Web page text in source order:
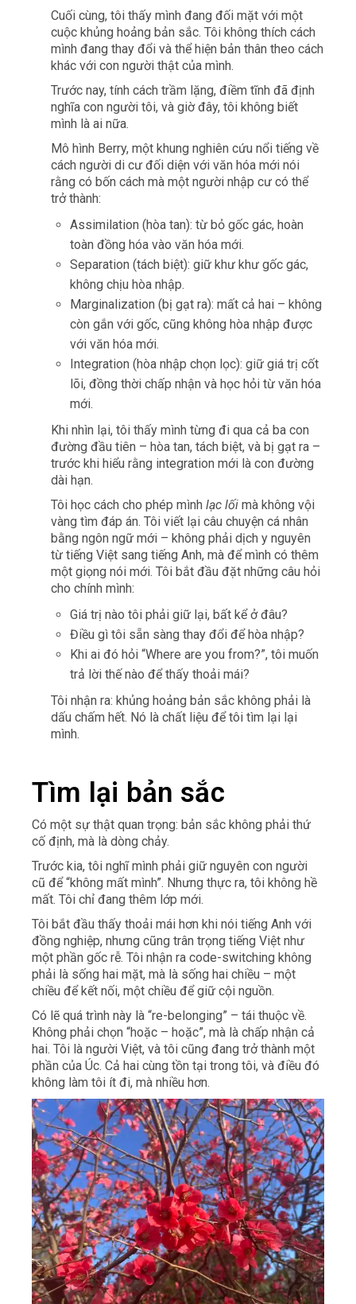
Cuối cùng, tôi thấy mình đang đối mặt với một
cuộc khủng hoảng bản sắc. Tôi không thích cách
mình đang thay đổi và thể hiện bản thân theo cách
khác với con người thật của mình.
Trước nay, tính cách trầm lặng, điềm tĩnh đã định
nghĩa con người tôi, và giờ đây, tôi không biết
mình là ai nữa.
Mô hình Berry, một khung nghiên cứu nổi tiếng về
cách người di cư đối diện với văn hóa mới nói
rằng có bốn cách mà một người nhập cư có thể
trở thành:
Assimilation (hòa tan): từ bỏ gốc gác, hoàn
toàn đồng hóa vào văn hóa mới.
Separation (tách biệt): giữ khư khư gốc gác,
không chịu hòa nhập.
Marginalization (bị gạt ra): mất cả hai – không
còn gắn với gốc, cũng không hòa nhập được
với văn hóa mới.
Integration (hòa nhập chọn lọc): giữ giá trị cốt
lõi, đồng thời chấp nhận và học hỏi từ văn hóa
mới.
Khi nhìn lại, tôi thấy mình từng đi qua cả ba con
đường đầu tiên – hòa tan, tách biệt, và bị gạt ra –
trước khi hiểu rằng integration mới là con đường
dài hạn.
Tôi học cách cho phép mìnhlạc lối mà không vội
vàng tìm đáp án. Tôi viết lại câu chuyện cá nhân
bằng ngôn ngữ mới – không phải dịch y nguyên
từ tiếng Việt sang tiếng Anh, mà để mình có thêm
một giọng nói mới. Tôi bắt đầu đặt những câu hỏi
cho chính mình:
Giá trị nào tôi phải giữ lại, bất kể ở đâu?
Điều gì tôi sẵn sàng thay đổi để hòa nhập?
Khi ai đó hỏi “Where are you from?”, tôi muốn
trả lời thế nào để thấy thoải mái?
Tôi nhận ra: khủng hoảng bản sắc không phải là
dấu chấm hết. Nó là chất liệu để tôi tìm lại lại
mình.
Tìm lại bản sắc
Có một sự thật quan trọng: bản sắc không phải thứ
cố định, mà là dòng chảy.
Trước kia, tôi nghĩ mình phải giữ nguyên con người
cũ để “không mất mình”. Nhưng thực ra, tôi không hề
mất. Tôi chỉ đang thêm lớp mới.
Tôi bắt đầu thấy thoải mái hơn khi nói tiếng Anh với
đồng nghiệp, nhưng cũng trân trọng tiếng Việt như
một phần gốc rễ. Tôi nhận ra code-switching không
phải là sống hai mặt, mà là sống hai chiều – một
chiều để kết nối, một chiều để giữ cội nguồn.
Có lẽ quá trình này là “re-belonging” – tái thuộc về.
Không phải chọn “hoặc – hoặc”, mà là chấp nhận cả
hai. Tôi là người Việt, và tôi cũng đang trở thành một
phần của Úc. Cả hai cùng tồn tại trong tôi, và điều đó
không làm tôi ít đi, mà nhiều hơn.